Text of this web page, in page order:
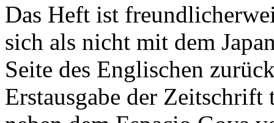
Das Heft ist
sich als nicht mit dem
Seite des Englischen
Erstausgabe der